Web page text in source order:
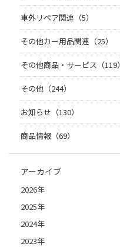
車外リペア関連（5）
その他カー用品関連（25）
その他商品・サービス（119）
その他（244）
お知らせ（130）
商品情報（69）
アーカイブ
2026年
2025年
2024年
2023年